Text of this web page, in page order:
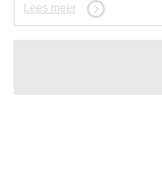
Lees meer